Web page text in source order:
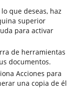
que deseas, haz
superior
para activar
de herramientas
documentos.
Acciones para
una copia de él